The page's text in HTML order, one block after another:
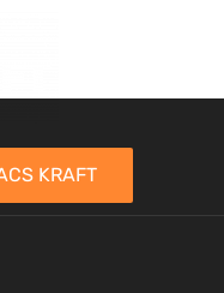
KRAFT